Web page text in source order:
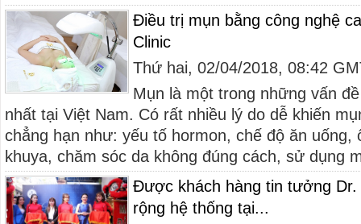
Điều trị mụn bằng công nghệ
Clinic
Thứ hai, 02/04/2018, 08:42
Mụn là một trong những vấn
nhất tại Việt Nam. Có rất nhiều lý do dễ khiến
chẳng hạn như: yếu tố hormon, chế độ ăn uống,
khuya, chăm sóc da không đúng cách, sử dụng
Được khách hàng tin tưởng Dr.
rộng hệ thống tại...